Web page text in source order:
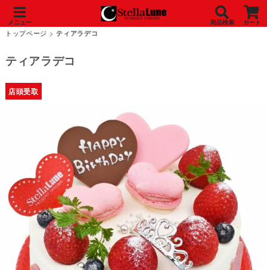
メニュー 商品検索 カート
トップページ >ティアラデコ
ティアラデコ
店頭受取